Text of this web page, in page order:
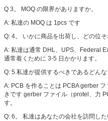
Q 3。 MOQ の限界がありますか。
A: 私達の MOQ は 1pcs です
Q: 4。 いかに商品を出荷し、どの位そ
A: 私達は通常 DHL、UPS、Federal
通常着くために 3-5 日かかります。
Q: 5.私達が提供するべきであるどんな
A: PCB を作ることは PCBA gerber
きです gerber ファイル（protel、力
す。
Q: 6。 私達はあなたの会社を訪問した